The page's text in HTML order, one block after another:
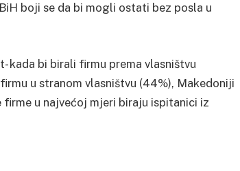
boji se da bi mogli ostati bez posla u
kada bi birali firmu prema vlasništvu
u stranom vlasništvu (44%), Makedoniji
u najvećoj mjeri biraju ispitanici iz